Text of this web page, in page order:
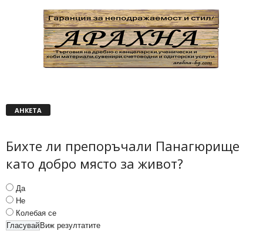
АНКЕТА
Бихте ли препоръчали Панагюрище
като добро място за живот?
Да
Не
Колебая се
Виж резултатите